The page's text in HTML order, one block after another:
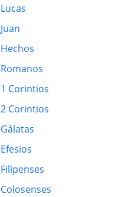
Lucas
Juan
Hechos
Romanos
1 Corintios
2 Corintios
Gálatas
Efesios
Filipenses
Colosenses